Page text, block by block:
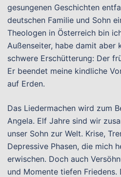
gesungenen Geschichten
deutschen Familie und Sohn
Theologen in Österreich bin
Außenseiter, habe damit aber
schwere Erschütterung: Der
Er beendet meine kindliche
auf Erden.
Das Liedermachen wird zum
Angela. Elf Jahre sind wir
unser Sohn zur Welt. Krise,
Depressive Phasen, die mich
erwischen. Doch auch
und Momente tiefen Friedens.